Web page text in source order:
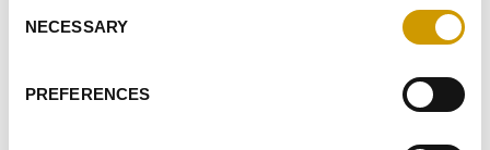
Selection
NECESSARY
PREFERENCES
PRODUCTOS